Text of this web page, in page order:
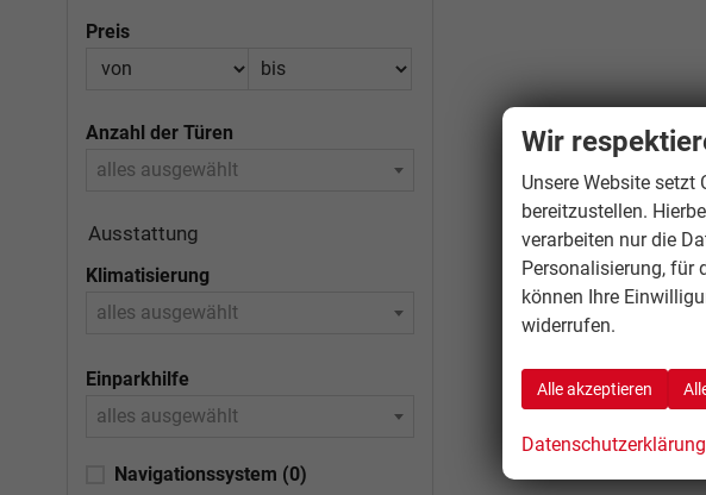
Preis
Anzahl der Türen
alles ausgewählt
Ausstattung
Klimatisierung
alles ausgewählt
Einparkhilfe
alles ausgewählt
Navigationssystem (0)
Wir
Unsere Website setzt
bereitzustellen.
verarbeiten nur die
Personalisierung, für
können Ihre
widerrufen.
Alle akzeptieren
Datenschutzerklärung